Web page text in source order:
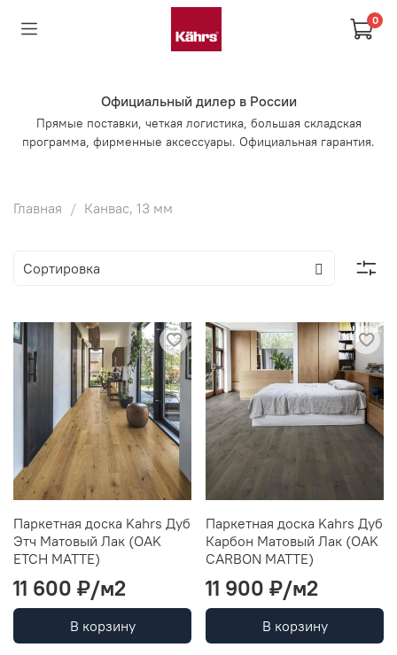
0
Официальный дилер в России
Прямые поставки, четкая логистика, большая складская
программа, фирменные аксессуары. Официальная гарантия.
Главная Канвас, 13 мм
Паркетная доска Kahrs Дуб
Этч Матовый Лак (OAK
ETCH MATTE)
11 600 ₽/м2
В корзину
Паркетная доска Kahrs Дуб
Карбон Матовый Лак (OAK
CARBON MATTE)
11 900 ₽/м2
В корзину